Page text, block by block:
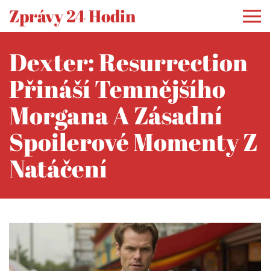
Zprávy 24 Hodin
Dexter: Resurrection
Přináší Temnějšího
Morgana A Zásadní
Spoilerové Momenty Z
Natáčení